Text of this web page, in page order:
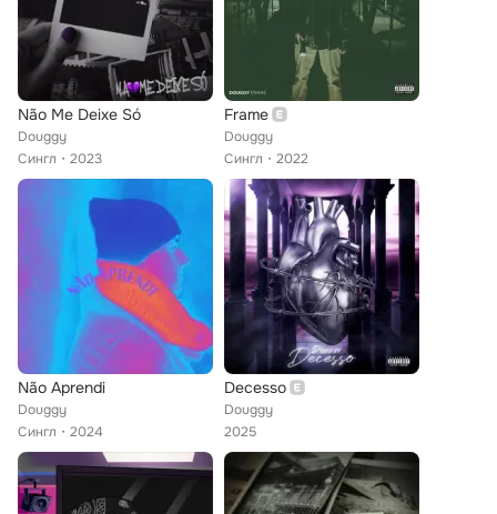
Não Me Deixe Só
Douggy
Сингл
2023
Frame
Douggy
Сингл
2022
Não Aprendi
Douggy
Сингл
2024
Decesso
Douggy
2025